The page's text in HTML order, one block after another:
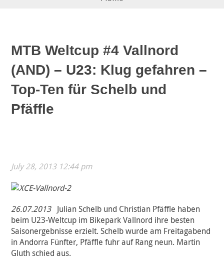
MTB Weltcup #4 Vallnord
(AND) – U23: Klug gefahren –
Top-Ten für Schelb und
Pfäffle
July 28, 2013 12:44 pm
26.07.2013Julian Schelb und Christian Pfäffle haben
beim U23-Weltcup im Bikepark Vallnord ihre besten
Saisonergebnisse erzielt. Schelb wurde am Freitagabend
in Andorra Fünfter, Pfäffle fuhr auf Rang neun. Martin
Gluth schied aus.